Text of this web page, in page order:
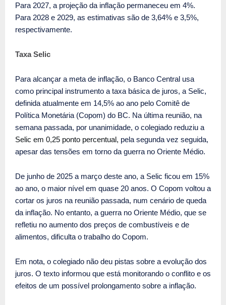
Para 2027, a projeção da inflação permaneceu em 4%.
Para 2028 e 2029, as estimativas são de 3,64% e 3,5%,
respectivamente.
Taxa Selic
Para alcançar a meta de inflação, o Banco Central usa
como principal instrumento a taxa básica de juros, a Selic,
definida atualmente em 14,5% ao ano pelo Comitê de
Política Monetária (Copom) do BC. Na última reunião, na
semana passada, por unanimidade, o colegiado reduziu a
Selic em 0,25 ponto percentual, pela segunda vez seguida,
apesar das tensões em torno da guerra no Oriente Médio.
De junho de 2025 a março deste ano, a Selic ficou em 15%
ao ano, o maior nível em quase 20 anos. O Copom voltou a
cortar os juros na reunião passada, num cenário de queda
da inflação. No entanto, a guerra no Oriente Médio, que se
refletiu no aumento dos preços de combustíveis e de
alimentos, dificulta o trabalho do Copom.
Em nota, o colegiado não deu pistas sobre a evolução dos
juros. O texto informou que está monitorando o conflito e os
efeitos de um possível prolongamento sobre a inflação.